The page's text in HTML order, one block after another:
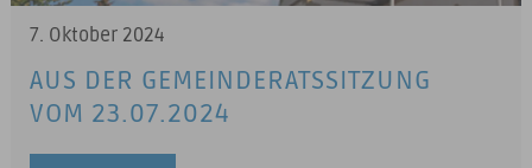
7. Oktober 2024
AUS DER GEMEINDERATSSITZUNG
VOM 23.07.2024